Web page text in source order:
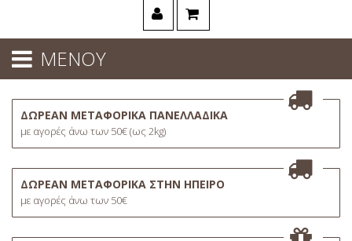
ΜΕΝΟΥ
ΔΩΡΕΑΝ ΜΕΤΑΦΟΡΙΚΑ ΠΑΝΕΛΛΑΔΙΚΑ
με αγορές άνω των 50€ (ως 2kg)
ΔΩΡΕΑΝ ΜΕΤΑΦΟΡΙΚΑ ΣΤΗΝ ΗΠΕΙΡΟ
με αγορές άνω των 50€